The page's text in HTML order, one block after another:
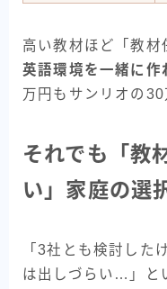
高い教材ほど「教
英語環境を一緒に作
万円もサンリオの30
それでも「教
い」家庭の選
「3社とも検討した
は出しづらい…」と